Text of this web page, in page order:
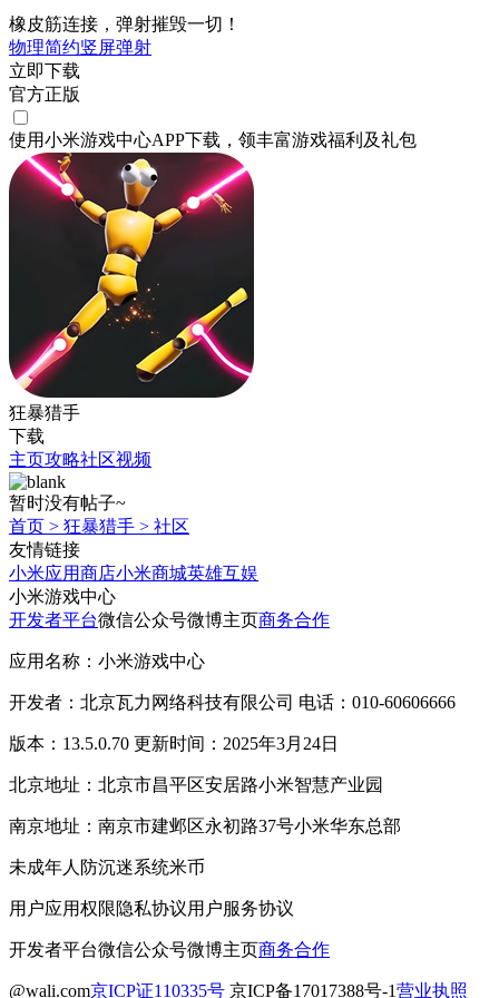
橡皮筋连接，弹射摧毁一切！
物理简约竖屏弹射
立即下载
官方正版
使用小米游戏中心APP下载 ，领丰富游戏福利 及礼包
狂暴猎手
下载
主页攻略社区视频
暂时没有帖子~
首页 > 狂暴猎手 > 社区
友情链接
小米应用商店小米商城英雄互娱
小米游戏中心
开发者平台微信公众号微博主页商务合作
应用名称：小米游戏中心
开发者：北京瓦力网络科技有限公司 电话：010-60606666
版本：13.5.0.70 更新时间：2025年3月24日
北京地址：北京市昌平区安居路小米智慧产业园
南京地址：南京市建邺区永初路37号小米华东总部
未成年人防沉迷系统米币
用户应用权限隐私协议用户服务协议
开发者平台微信公众号微博主页商务合作
@wali.com京ICP证110335号 京ICP备17017388号-1营业执照